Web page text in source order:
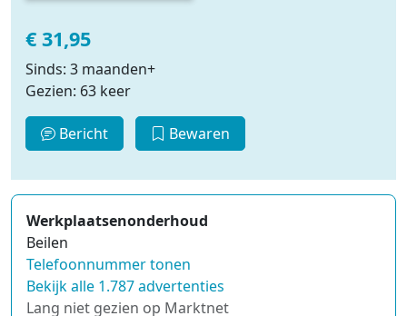
€ 31,95
Sinds: 3 maanden+
Gezien: 63 keer
Bericht Bewaren
Werkplaatsenonderhoud
Beilen
Telefoonnummer tonen
Bekijk alle 1.787 advertenties
Lang niet gezien op Marktnet